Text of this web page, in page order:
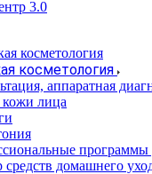
косметология
аппаратная
кожи лица
программы
домашнего